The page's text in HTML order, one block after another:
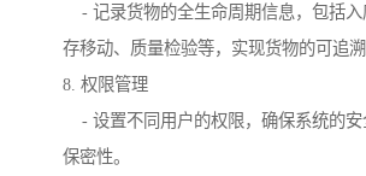
- 记录货物的全生命周期信息，包括入
存移动、质量检验等，实现货物的可追溯
8. 权限管理
- 设置不同用户的权限，确保系统的安
保密性。